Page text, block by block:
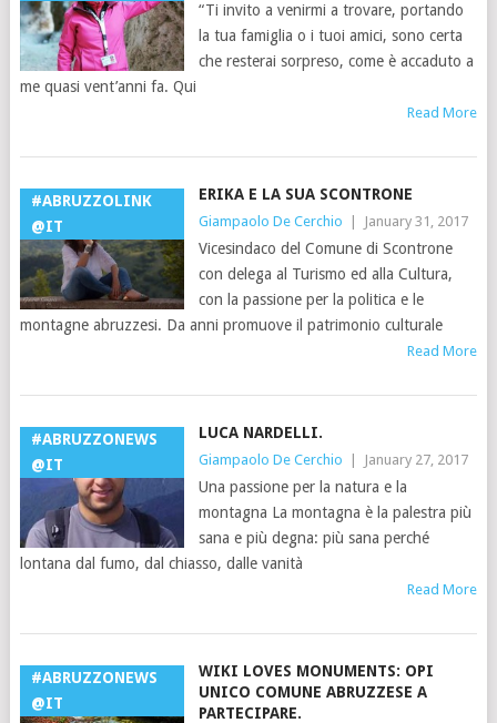
“Ti invito a venirmi a trovare, portando
la tua famiglia o i tuoi amici, sono certa
che resterai sorpreso, come è accaduto a
me quasi vent’anni fa. Qui
Read More
#ABRUZZOLINK
@IT
ERIKA E LA SUA SCONTRONE
Giampaolo De Cerchio January 31, 2017
Vicesindaco del Comune di Scontrone
con delega al Turismo ed alla Cultura,
con la passione per la politica e le
montagne abruzzesi. Da anni promuove il patrimonio culturale
Read More
#ABRUZZONEWS
@IT
LUCA NARDELLI.
Giampaolo De Cerchio January 27, 2017
Una passione per la natura e la
montagna La montagna è la palestra più
sana e più degna: più sana perché
lontana dal fumo, dal chiasso, dalle vanità
Read More
#ABRUZZONEWS
@IT
WIKI LOVES MONUMENTS: OPI
UNICO COMUNE ABRUZZESE A
PARTECIPARE.